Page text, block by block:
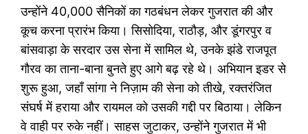
उन्होंने 40,000 सैनिकों का गठबंधन लेकर गुजरात की और
कूच करना प्रारंभ किया। सिसोदिया, राठौड़, और डूंगरपुर व
बांसवाड़ा के सरदार उस सेना में सामिल थे, उनके झंडे राजपूत
गौरव का ताना-बाना बुनते हुए आगे बढ़ रहे थे। अभियान इडर से
शुरू हुआ, जहाँ सांगा ने निज़ाम की सेना को तीखे, रक्तरंजित
संघर्ष में हराया और रायमल को उसकी गद्दी पर बिठाया। लेकिन
वे वाही पर रुके नहीं। साहस जुटाकर, उन्होंने गुजरात में भी